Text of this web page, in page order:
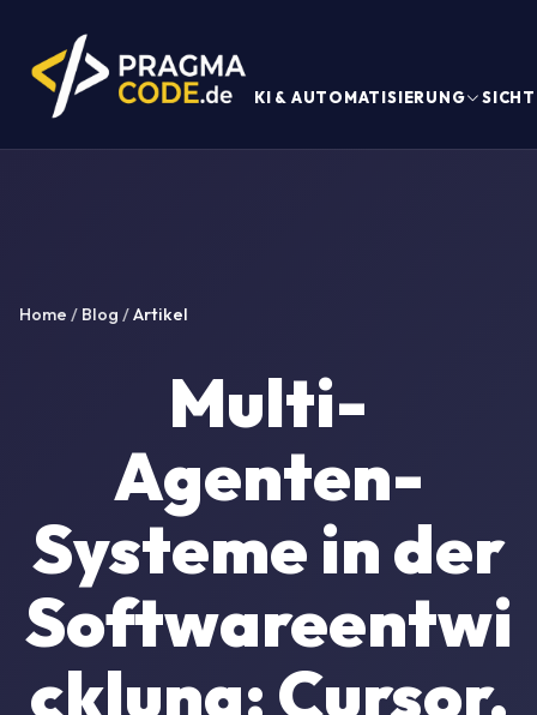
KI & AUTOMATISIERUNG
Home / Blog /Artikel
Multi-
Agenten-
Systeme in der
Softwareentwi
cklung: Cursor,